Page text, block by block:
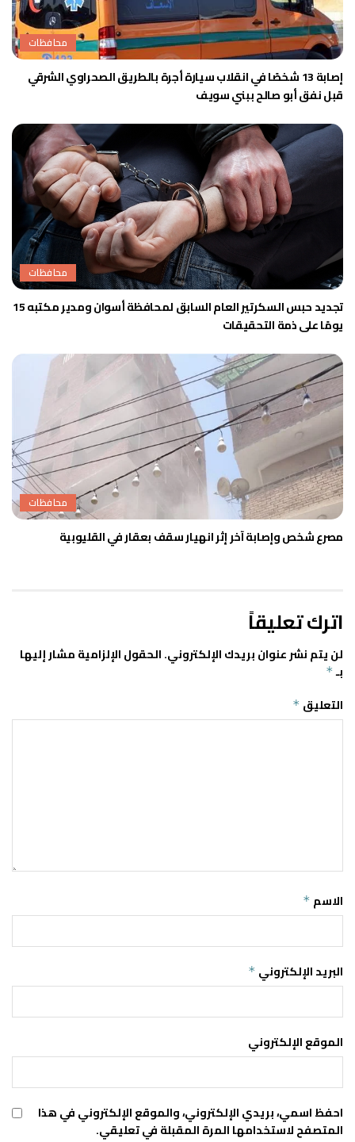
محافظات
إصابة 13 شخصًا في انقلاب سيارة أجرة بالطريق الصحراوي الشرقي
قبل نفق أبو صالح ببني سويف
محافظات
تجديد حبس السكرتير العام السابق لمحافظة أسوان ومدير مكتبه 15
يومًا على ذمة التحقيقات
محافظات
مصرع شخص وإصابة آخر إثر انهيار سقف بعقار في القليوبية
اترك تعليقاً
لن يتم نشر عنوان بريدك الإلكتروني.الحقول الإلزامية مشار إليها
بـ *
التعليق *
الاسم *
البريد الإلكتروني *
الموقع الإلكتروني
احفظ اسمي، بريدي الإلكتروني، والموقع الإلكتروني في هذا
المتصفح لاستخدامها المرة المقبلة في تعليقي.